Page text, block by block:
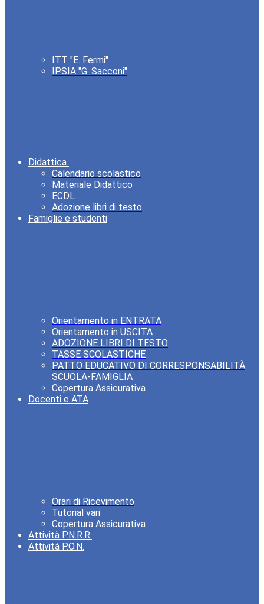
ITT "E. Fermi"
IPSIA "G. Sacconi"
Didattica
Calendario scolastico
Materiale Didattico
ECDL
Adozione libri di testo
Famiglie e studenti
Orientamento in ENTRATA
Orientamento in USCITA
ADOZIONE LIBRI DI TESTO
TASSE SCOLASTICHE
PATTO EDUCATIVO DI CORRESPONSABILITÀ
SCUOLA-FAMIGLIA
Copertura Assicurativa
Docenti e ATA
Orari di Ricevimento
Tutorial vari
Copertura Assicurativa
Attività P.N.R.R.
Attività P.O.N.